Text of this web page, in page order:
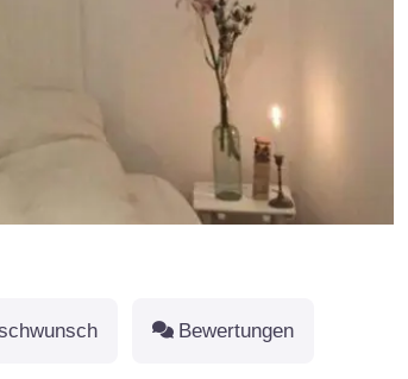
Bewertungen